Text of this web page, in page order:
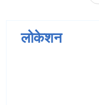
लोकेशन